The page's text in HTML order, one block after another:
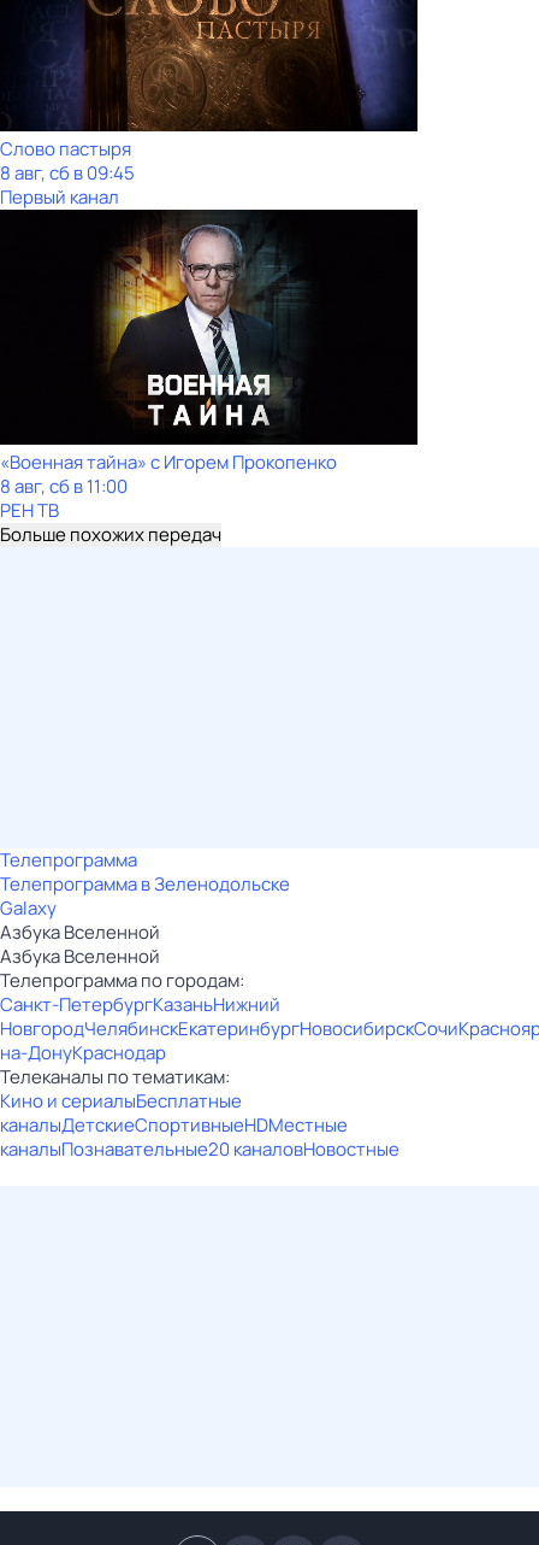
Слово пастыря
8 авг, сб в 09:45
Первый канал
«Военная тайна» с Игорем Прокопенко
8 авг, сб в 11:00
РЕН ТВ
Больше похожих передач
Телепрограмма
Телепрограмма в Зеленодольске
Galaxy
Азбука Вселенной
Азбука Вселенной
Телепрограмма по городам:
Санкт-ПетербургКазаньНижний
НовгородЧелябинскЕкатеринбургНовосибирскСочи
на-ДонуКраснодар
Телеканалы по тематикам:
Кино и сериалыБесплатные
каналыДетскиеСпортивныеHDМестные
каналыПознавательные20 каналовНовостные